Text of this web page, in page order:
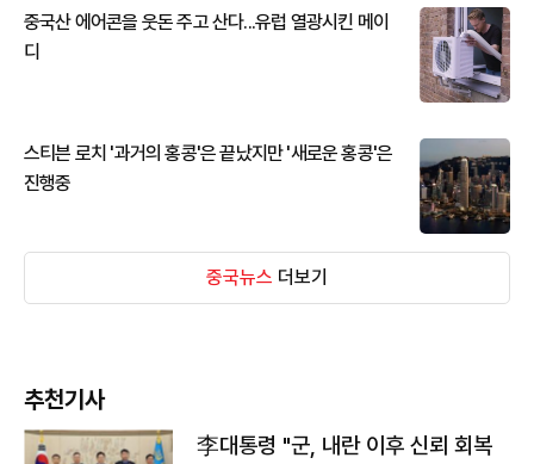
중국산 에어콘을 웃돈 주고 산다...유럽 열광시킨 메이
디
스티븐 로치 '과거의 홍콩'은 끝났지만 '새로운 홍콩'은
진행중
중국뉴스 더보기
추천기사
李대통령 "군, 내란 이후 신뢰 회복